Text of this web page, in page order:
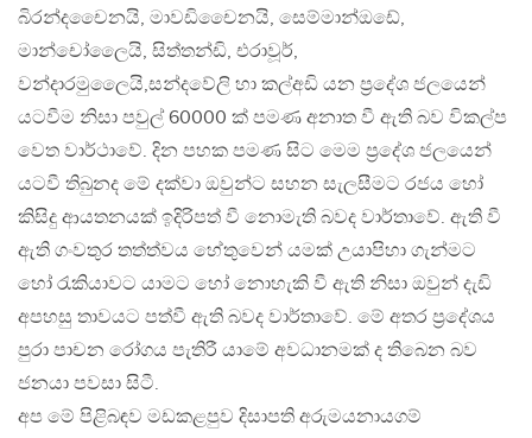
බිරන්දචෛනයි, මාවඩිචෛනයි, සෙම්මාන්ඔඩේ,
මාන්චෝලෛයි, සිත්තන්ඩි, එරාවූර්,
වන්දාරමුලෛයි,සන්දවේලි හා කල්අඩි යන ප්‍රදේශ ජලයෙන්
යටවීම නිසා පවුල් 60000 ක් පමණ අනාත වී ඇති බව විකල්ප
වෙත වාර්ථාවේ. දින පහක පමණ සිට මෙම ප්‍රදේශ ජලයෙන්
යටවී තිබුනද මේ දක්වා ඔවුන්ට සහන සැලසීමට රජය හෝ
කිසිදු ආයතනයක් ඉදිරිපත් වී නොමැති බවද වාර්තාවේ. ඇති වී
ඇති ගංවතුර තත්ත්වය හේතුවෙන් යමක් උයාපිහා ගැන්මට
හෝ රැකියාවට යාමට හෝ නොහැකි වී ඇති නිසා ඔවුන් දැඩි
අපහසු තාවයට පත්වී ඇති බවද වාර්තාවේ. මේ අතර ප්‍රදේශය
පුරා පාචන රෝගය පැතිරී යාමේ අවධානමක් ද තිබෙන බව
ජනයා පවසා සිටී.
අප මේ පිළිබඳව මඩකළපුව දිසාපති අරුමයනායගම්